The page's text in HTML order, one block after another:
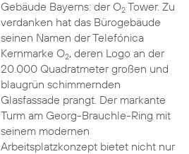
Gebäude Bayerns: der O2Tower. Zu
verdanken hat das Bürogebäude
seinen Namen der Telefónica
Kernmarke O2, deren Logo an der
20.000 Quadratmeter großen und
blaugrün schimmernden
Glasfassade prangt. Der markante
Turm am Georg-Brauchle-Ring mit
seinem modernen
Arbeitsplatzkonzept bietet nicht nur